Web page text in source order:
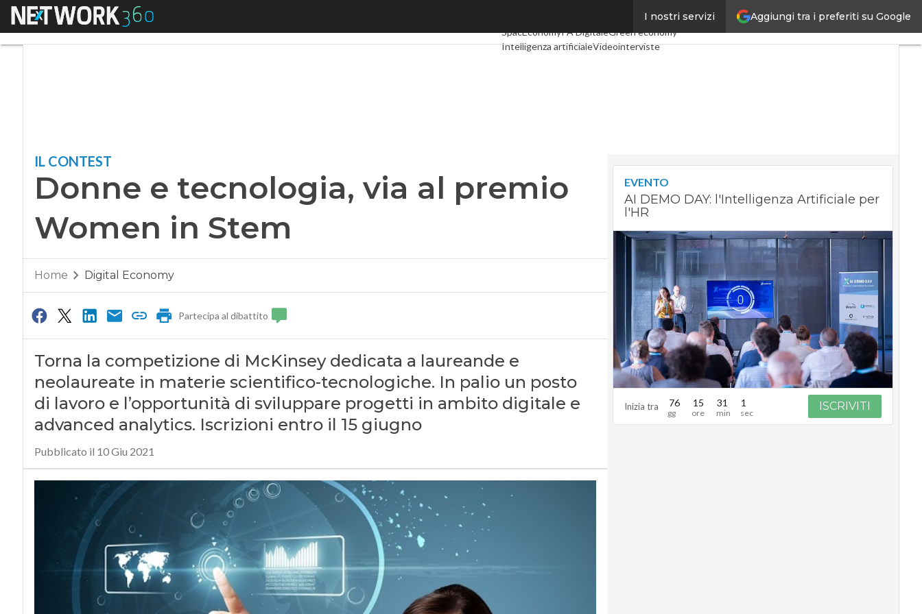
Aggiungi tra i preferiti su Google
I nostri servizi
Menu Telco Industria 4.0
SpacEconomyPA DigitaleGreen economy
Intelligenza artificialeVideointerviste
IL CONTEST
Donne e tecnologia, via al premio
Women in Stem
Home Digital Economy
Partecipa al dibattito
Torna la competizione di McKinsey dedicata a laureande e
neolaureate in materie scientifico-tecnologiche. In palio un posto
di lavoro e l’opportunità di sviluppare progetti in ambito digitale e
advanced analytics. Iscrizioni entro il 15 giugno
Pubblicato il 10 Giu 2021
EVENTO
AI DEMO DAY: l'Intelligenza Artificiale per
l'HR
Inizia tra 76 15 31 0 ISCRIVITI